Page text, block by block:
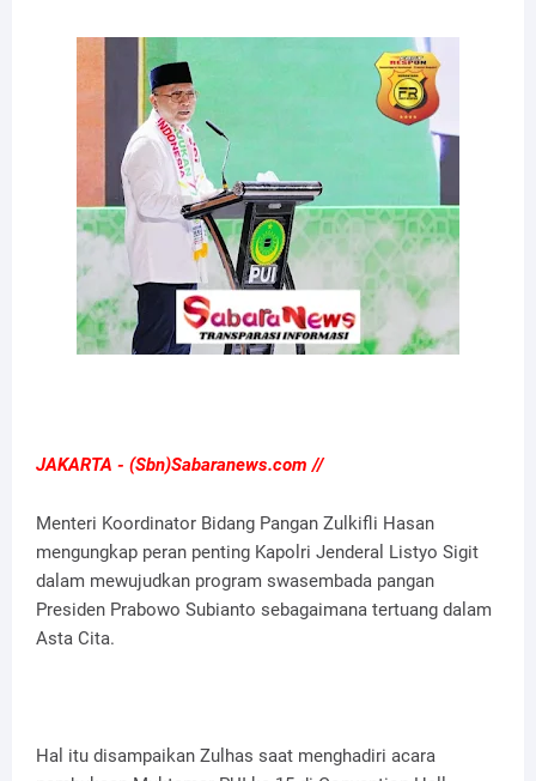
JAKARTA - (Sbn)Sabaranews.com //
Menteri Koordinator Bidang Pangan Zulkifli Hasan
mengungkap peran penting Kapolri Jenderal Listyo Sigit
dalam mewujudkan program swasembada pangan
Presiden Prabowo Subianto sebagaimana tertuang dalam
Asta Cita.
Hal itu disampaikan Zulhas saat menghadiri acara